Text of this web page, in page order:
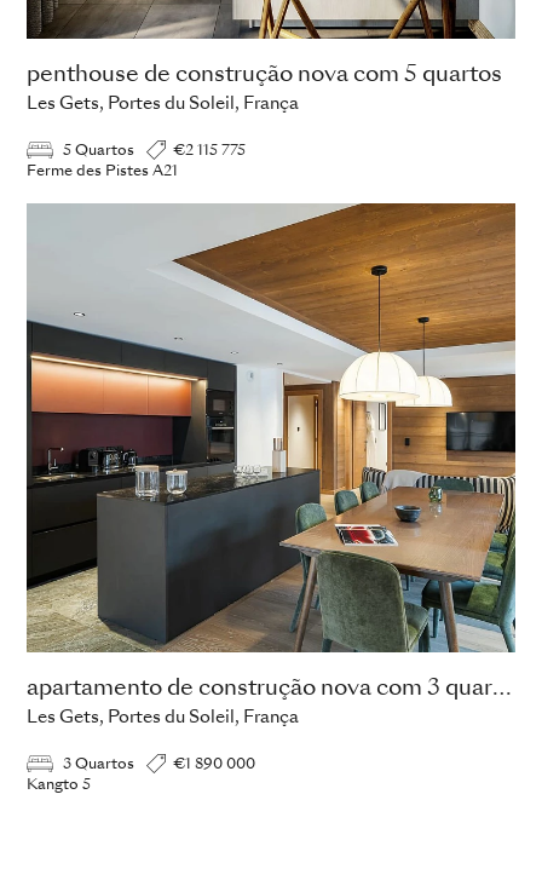
penthouse de construção nova com 5 quartos
Les Gets, Portes du Soleil, França
5 Quartos
€2 115 775
Ferme des Pistes A21
apartamento de construção nova com 3 quartos
Les Gets, Portes du Soleil, França
3 Quartos
€1 890 000
Kangto 5